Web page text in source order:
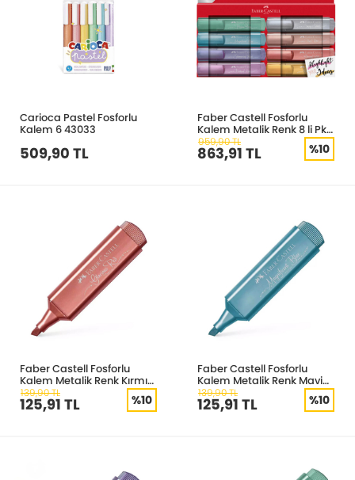
Carioca Pastel Fosforlu
Kalem 6 43033
509,90 TL
Faber Castell Fosforlu
Kalem Metalik Renk 8 li Pk
154689
959,90 TL
863,91 TL %10
Faber Castell Fosforlu
Kalem Metalik Renk Kırmızı
154673
139,90 TL
125,91 TL %10
Faber Castell Fosforlu
Kalem Metalik Renk Mavi
154647
139,90 TL
125,91 TL %10